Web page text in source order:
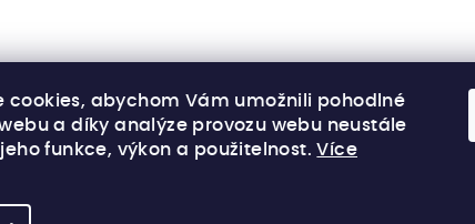
cookies, abychom Vám umožnili pohodlné
a díky analýze provozu webu neustále
funkce, výkon a použitelnost.Více